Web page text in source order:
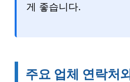
게 좋습니다.
주요 업체 연락처